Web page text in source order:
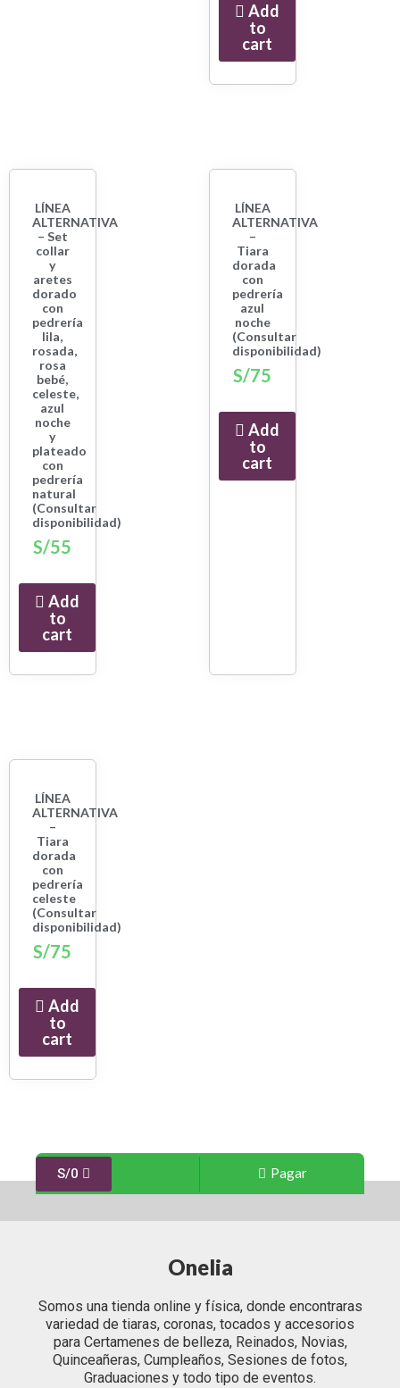
Add
to
cart
LÍNEA
ALTERNATIVA
– Set
collar
y
aretes
dorado
con
pedrería
lila,
rosada,
rosa
bebé,
celeste,
azul
noche
y
plateado
con
pedrería
natural
(Consultar
disponibilidad)
S/55
Add
to
cart
LÍNEA
ALTERNATIVA
–
Tiara
dorada
con
pedrería
azul
noche
(Consultar
disponibilidad)
S/75
Add
to
cart
LÍNEA
ALTERNATIVA
–
Tiara
dorada
con
pedrería
celeste
(Consultar
disponibilidad)
S/75
Add
to
cart
S/0 Pagar
Onelia
Somos una tienda online y física, donde encontraras
variedad de tiaras, coronas, tocados y accesorios
para Certamenes de belleza, Reinados, Novias,
Quinceañeras, Cumpleaños, Sesiones de fotos,
Graduaciones y todo tipo de eventos.